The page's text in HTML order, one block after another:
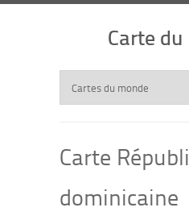
Carte
Carte
dominicaine